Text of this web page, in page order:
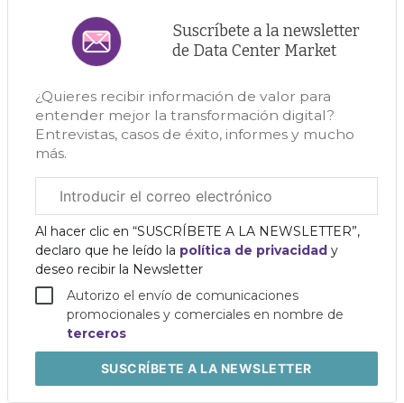
Suscríbete a la newsletter
de Data Center Market
¿Quieres recibir información de valor para
entender mejor la transformación digital?
Entrevistas, casos de éxito, informes y mucho
más.
electrónico
corporativo
Al hacer clic en “SUSCRÍBETE A LA NEWSLETTER”,
declaro que he leído la política de privacidad y
deseo recibir la Newsletter
Autorizo el envío de comunicaciones
promocionales y comerciales en nombre de
terceros
SUSCRÍBETEA LA NEWSLETTER